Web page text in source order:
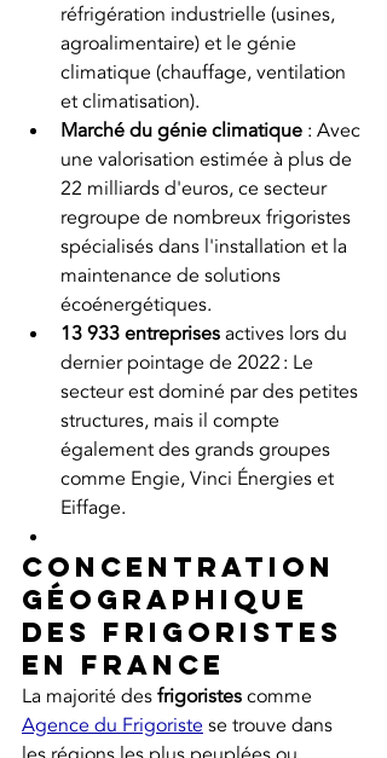
réfrigération industrielle (usines,
agroalimentaire) et le génie
climatique (chauffage, ventilation
et climatisation).
Marché du génie climatique : Avec
une valorisation estimée à plus de
22 milliards d'euros, ce secteur
regroupe de nombreux frigoristes
spécialisés dans l'installation et la
maintenance de solutions
écoénergétiques.
13 933 entreprises actives lors du
dernier pointage de 2022 : Le
secteur est dominé par des petites
structures, mais il compte
également des grands groupes
comme Engie, Vinci Énergies et
Eiffage.
Concentration
géographique
des frigoristes
en France
La majorité des frigoristes comme
Agence du Frigoriste se trouve dans